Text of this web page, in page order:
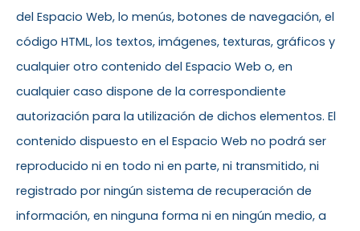
del Espacio Web, lo menús, botones de navegación, el
código HTML, los textos, imágenes, texturas, gráficos y
cualquier otro contenido del Espacio Web o, en
cualquier caso dispone de la correspondiente
autorización para la utilización de dichos elementos. El
contenido dispuesto en el Espacio Web no podrá ser
reproducido ni en todo ni en parte, ni transmitido, ni
registrado por ningún sistema de recuperación de
información, en ninguna forma ni en ningún medio, a